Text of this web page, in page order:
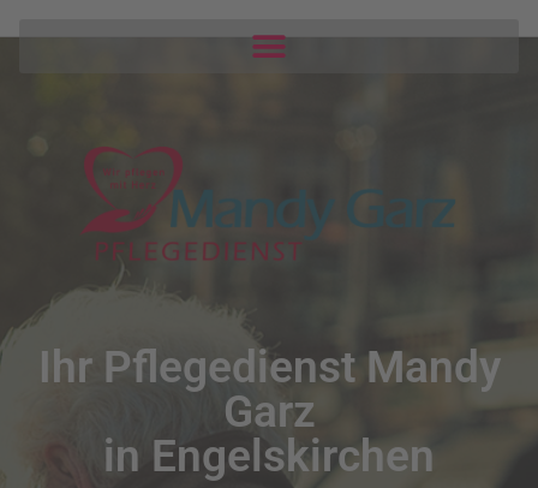
Ihr Pflegedienst Mandy
Garz
in Engelskirchen